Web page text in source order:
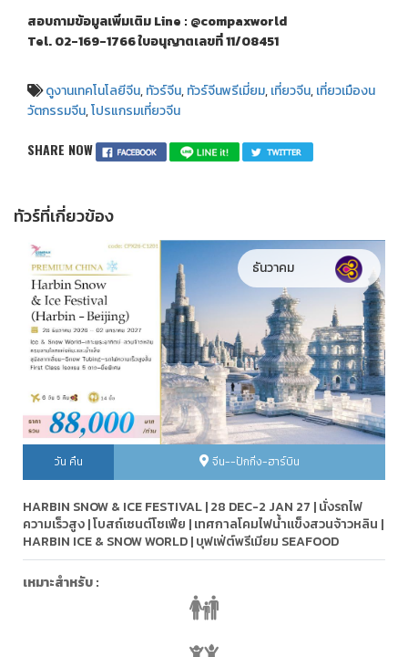
สอบถามข้อมูลเพิ่มเติมLine : @compaxworld
Tel. 02-169-1766ใบอนุญาตเลขที่11/08451
ดูงานเทคโนโลยีจีน,ทัวร์จีน,ทัวร์จีนพรีเมี่ยม,เที่ยวจีน,เที่ยวเมืองน
วัตกรรมจีน,โปรแกรมเที่ยวจีน
SHARE NOW
ทัวร์ที่เกี่ยวข้อง
ธันวาคม
วัน คืน จีน--ปักกิ่ง-ฮาร์บิน
HARBIN SNOW & ICE FESTIVAL | 28 DEC-2 JAN 27 | นั่งรถไฟ
ความเร็วสูง | โบสถ์เซนต์โซเฟีย | เทศกาลโคมไฟน้ำแข็งสวนจ้าวหลิน |
HARBIN ICE & SNOW WORLD | บุฟเฟ่ต์พรีเมียม SEAFOOD
เหมาะสำหรับ :